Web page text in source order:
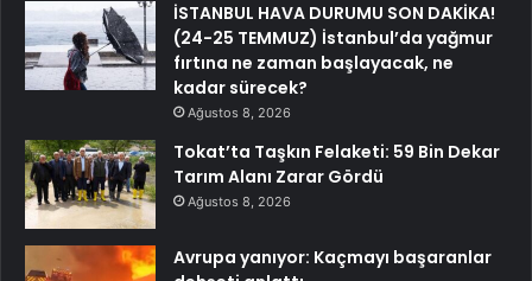
İSTANBUL HAVA DURUMU SON DAKİKA!
(24-25 TEMMUZ) İstanbul’da yağmur
fırtına ne zaman başlayacak, ne
kadar sürecek?
Ağustos 8, 2026
Tokat’ta Taşkın Felaketi: 59 Bin Dekar
Tarım Alanı Zarar Gördü
Ağustos 8, 2026
Avrupa yanıyor: Kaçmayı başaranlar